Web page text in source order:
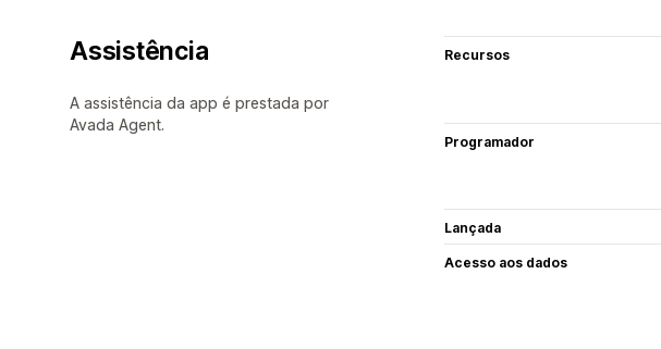
Assistência
A assistência da app é prestada por
Avada Agent.
Recursos
Programador
Lançada
Acesso aos dados